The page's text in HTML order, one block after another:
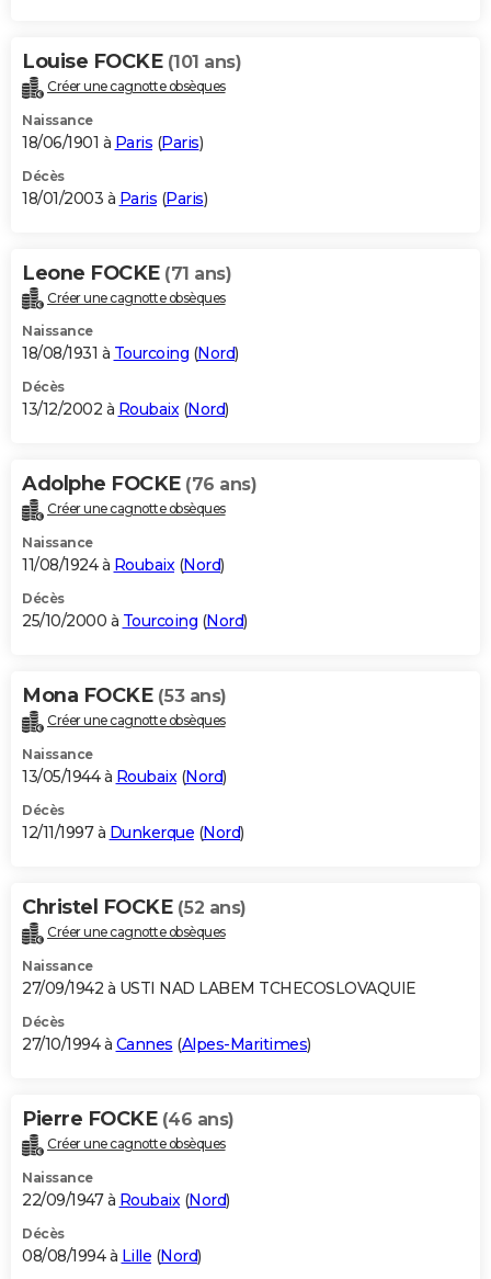
Louise FOCKE (101 ans)
Créer une cagnotte obsèques
Naissance
18/06/1901 à Paris (Paris)
Décès
18/01/2003 à Paris (Paris)
Leone FOCKE (71 ans)
Créer une cagnotte obsèques
Naissance
18/08/1931 à Tourcoing (Nord)
Décès
13/12/2002 à Roubaix(Nord)
Adolphe FOCKE (76 ans)
Créer une cagnotte obsèques
Naissance
11/08/1924 à Roubaix(Nord)
Décès
25/10/2000 à Tourcoing (Nord)
Mona FOCKE (53 ans)
Créer une cagnotte obsèques
Naissance
13/05/1944 à Roubaix(Nord)
Décès
12/11/1997 à Dunkerque (Nord)
Christel FOCKE (52 ans)
Créer une cagnotte obsèques
Naissance
27/09/1942 à USTI NAD LABEM TCHECOSLOVAQUIE
Décès
27/10/1994 à Cannes (Alpes-Maritimes)
Pierre FOCKE (46 ans)
Créer une cagnotte obsèques
Naissance
22/09/1947 à Roubaix(Nord)
Décès
08/08/1994 à Lille (Nord)